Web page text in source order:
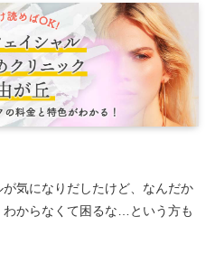
気になりだしたけど、なんだか
からなくて困るな…という方も